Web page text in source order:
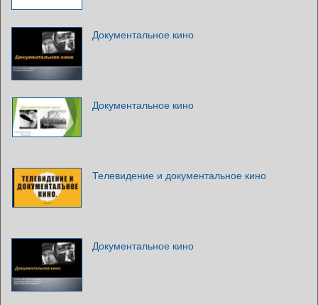
Документальное кино
Документальное кино
Телевидение и документальное кино
Документальное кино